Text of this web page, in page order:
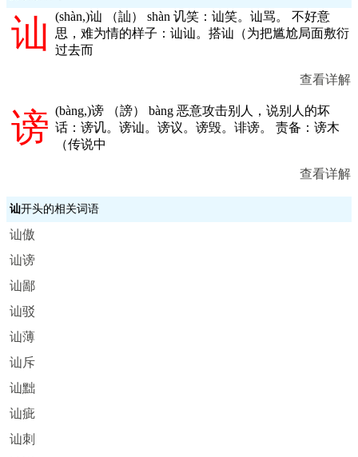
讪 (shàn,)讪 （訕） shàn 讥笑：讪笑。讪骂。 不好意
思，难为情的样子：讪讪。搭讪（为把尴尬局面敷衍
过去而
查看详解
谤 (bàng,)谤 （謗） bàng 恶意攻击别人，说别人的坏
话：谤讥。谤讪。谤议。谤毁。诽谤。 责备：谤木
（传说中
查看详解
讪开头的相关词语
讪傲
讪谤
讪鄙
讪驳
讪薄
讪斥
讪黜
讪疵
讪刺